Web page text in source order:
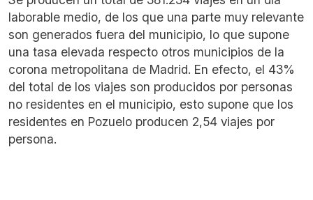
laborable medio, de los que una parte muy relevante
son generados fuera del municipio, lo que supone
una tasa elevada respecto otros municipios de la
corona metropolitana de Madrid. En efecto, el 43%
del total de los viajes son producidos por personas
no residentes en el municipio, esto supone que los
residentes en Pozuelo producen 2,54 viajes por
persona.